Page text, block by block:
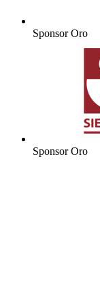
Sponsor Oro
Sponsor Oro